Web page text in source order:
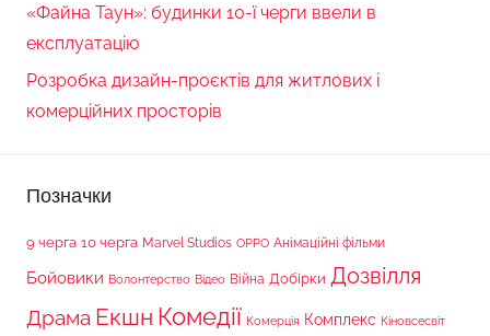
«Файна Таун»: будинки 10-ї черги ввели в
експлуатацію
Розробка дизайн-проєктів для житлових і
комерційних просторів
Позначки
9 черга 10 черга Marvel Studios OPPO Анімаційні фільми
Бойовики Волонтерство Відео Війна Добірки Дозвілля
Драма Екшн Комедії Комерція Комплекс Кіновсесвіт